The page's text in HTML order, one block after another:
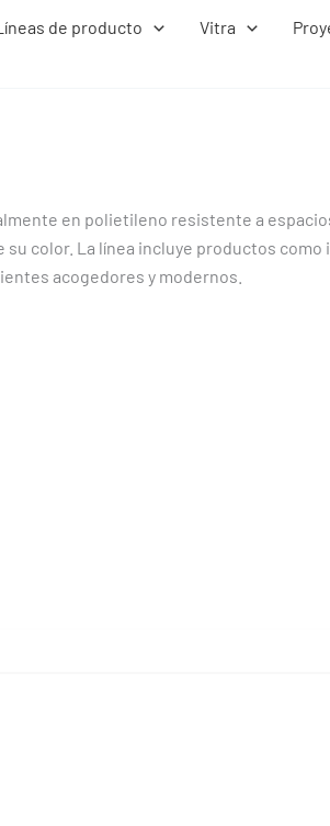
de producto Vitra
en polietileno resistente a
color. La línea incluye productos
acogedores y modernos.